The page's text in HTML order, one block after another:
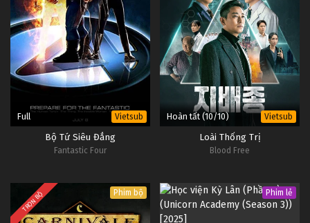
Full Vietsub
Bộ Tứ Siêu Đẳng
Fantastic Four
Hoàn tất (10/10) Vietsub
Loài Thống Trị
Blood Free
TRỌN BỘ Phim bộ Phim lẻ